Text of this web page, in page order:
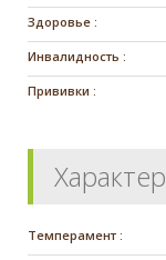
Здоровье :
Инвалидность :
Прививки :
Характер
Темперамент :